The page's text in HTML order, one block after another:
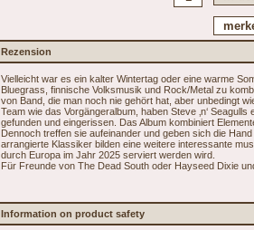
Rezension
Vielleicht war es ein kalter Wintertag oder eine warme
Bluegrass, finnische Volksmusik und Rock/Metal zu
von Band, die man noch nie gehört hat, aber unbedingt
Team wie das Vorgängeralbum, haben Steve ‚n‘
gefunden und eingerissen. Das Album kombiniert
Dennoch treffen sie aufeinander und geben sich die
arrangierte Klassiker bilden eine weitere interessante
durch Europa im Jahr 2025 serviert werden wird.
Für Freunde von The Dead South oder Hayseed Dixie
Information on product safety